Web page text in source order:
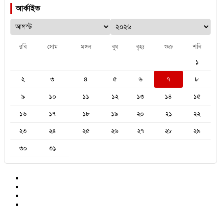
আর্কাইভ
রবি সোম মঙ্গল বুধ বৃহঃ শুক্র শনি
১
২
৩ ৪ ৫ ৬ ৭
৮
৯
১০ ১১ ১২ ১৩ ১৪
১৫
১৬
১৭ ১৮ ১৯ ২০ ২১
২২
২৩
২৪ ২৫ ২৬ ২৭ ২৮
২৯
৩০
৩১